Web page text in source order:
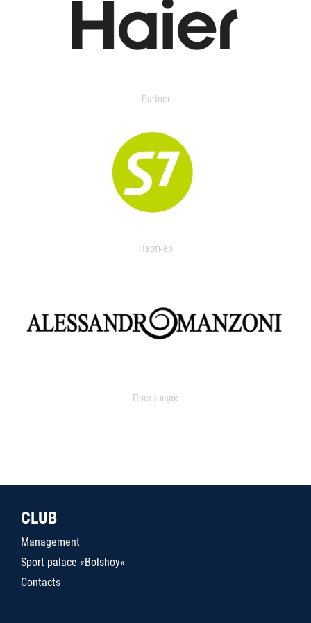
Partner
Партнер
Поставщик
CLUB
Management
Sport palace «Bolshoy»
Contacts